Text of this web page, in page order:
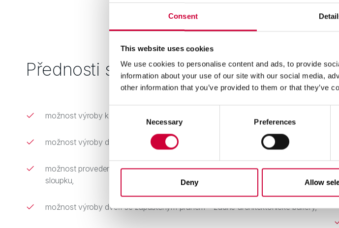
Consent
This website uses cookies
We use cookies to personalise content and ads, to provide
information about your use of our site with our social media,
other information that you’ve provided to them or that they’ve
Necessary Preferences
Deny Allow
Přednosti systému
možnost výroby konstrukce s úzkým sloupkem ve třídě RC2,
možnost výroby dveří s velkými rozměry,
možnost provedení spojení celoskleněného rohu v úhlu 90° a pohyblivého
sloupku,
možnost výroby dveří se zapuštěným prahem – žádné architektonické bariéry,